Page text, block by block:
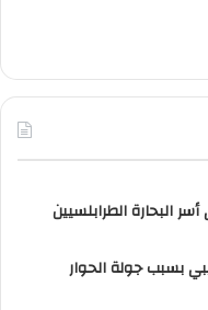
بسبب جولة الحوار